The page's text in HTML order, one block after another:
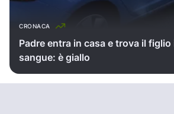
Padre entra in casa e trova il
sangue: è giallo
CRONACA